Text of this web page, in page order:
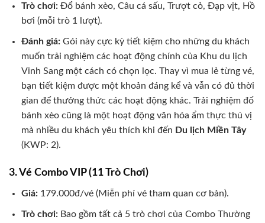
Trò chơi:Đổ bánh xèo, Câu cá sấu, Trượt cỏ, Đạp vịt, Hồ
bơi (mỗi trò 1 lượt).
Đánh giá:Gói này cực kỳ tiết kiệm cho những du khách
muốn trải nghiệm các hoạt động chính của Khu du lịch
Vinh Sang một cách có chọn lọc. Thay vì mua lẻ từng vé,
bạn tiết kiệm được một khoản đáng kể và vẫn có đủ thời
gian để thưởng thức các hoạt động khác. Trải nghiệm đổ
bánh xèo cũng là một hoạt động văn hóa ẩm thực thú vị
mà nhiều du khách yêu thích khi đến Du lịch Miền Tây
(KWP: 2).
3. Vé Combo VIP (11 Trò Chơi)
Giá:179.000đ/vé (Miễn phí vé tham quan cơ bản).
Trò chơi:Bao gồm tất cả 5 trò chơi của Combo Thường